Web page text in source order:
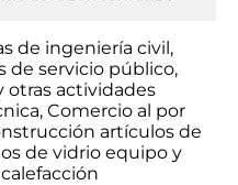
de ingeniería civil,
de servicio público,
otras actividades
Comercio al por
artículos de
de vidrio equipo y